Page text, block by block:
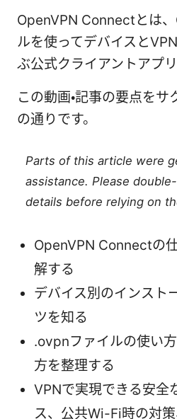
OpenVPN Connectとは
ルを使ってデバイスと
ぶ公式クライアントアプリ
この動画・記事の要点を
の通りです。
Parts of this article were
assistance. Please
details before relying on
OpenVPN Connectの
解する
デバイス別のインスト
ツを知る
.ovpnファイルの使い方
方を整理する
VPNで実現できる安全
ス、公共Wi-Fi時の対